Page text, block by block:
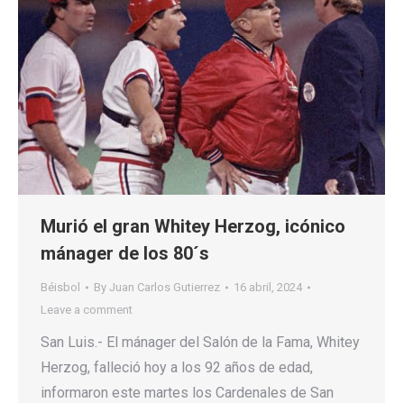
Murió el gran Whitey Herzog, icónico
mánager de los 80´s
Béisbol By Juan Carlos Gutierrez
16 abril, 2024
Leave a comment
San Luis.- El mánager del Salón de la Fama, Whitey
Herzog, falleció hoy a los 92 años de edad,
informaron este martes los Cardenales de San